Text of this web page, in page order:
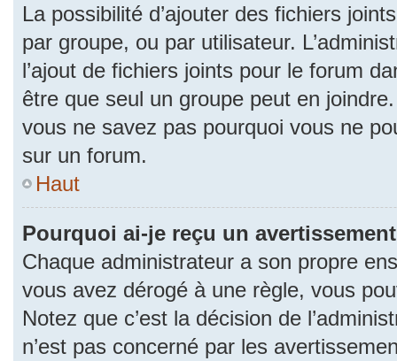
La possibilité d’ajouter des fichiers
par groupe, ou par utilisateur.
l’ajout de fichiers joints pour le forum
être que seul un groupe peut en
vous ne savez pas pourquoi vous ne
sur un forum.
Haut
Pourquoi ai-je reçu un
Chaque administrateur a son propre
vous avez dérogé à une règle, vous
Notez que c’est la décision de
n’est pas concerné par les